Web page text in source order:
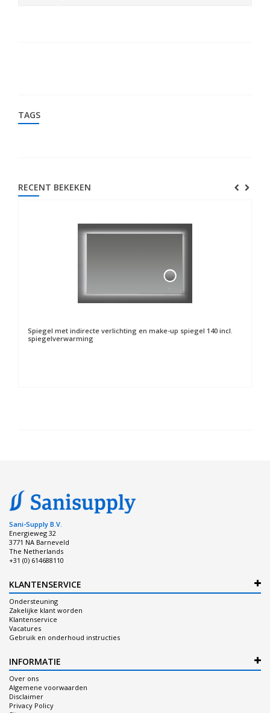
TAGS
RECENT BEKEKEN
Spiegel met indirecte verlichting en make-up spiegel 140 incl.
spiegelverwarming
Sani-Supply B.V.
Energieweg 32
3771 NA Barneveld
The Netherlands
+31 (0) 614688110
KLANTENSERVICE
Ondersteuning
Zakelijke klant worden
Klantenservice
Vacatures
Gebruik en onderhoud instructies
INFORMATIE
Over ons
Algemene voorwaarden
Disclaimer
Privacy Policy